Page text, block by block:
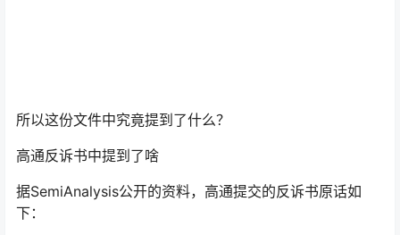
所以这份文件中究竟提到了什么？
高通反诉书中提到了啥
据SemiAnalysis公开的资料，高通提交的反诉书原话如
下：